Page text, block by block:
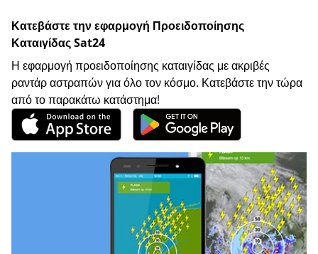
Κατεβάστε την εφαρμογή Προειδοποίησης
Καταιγίδας Sat24
Η εφαρμογή προειδοποίησης καταιγίδας με ακριβές
ραντάρ αστραπών για όλο τον κόσμο. Κατεβάστε την τώρα
από το παρακάτω κατάστημα!